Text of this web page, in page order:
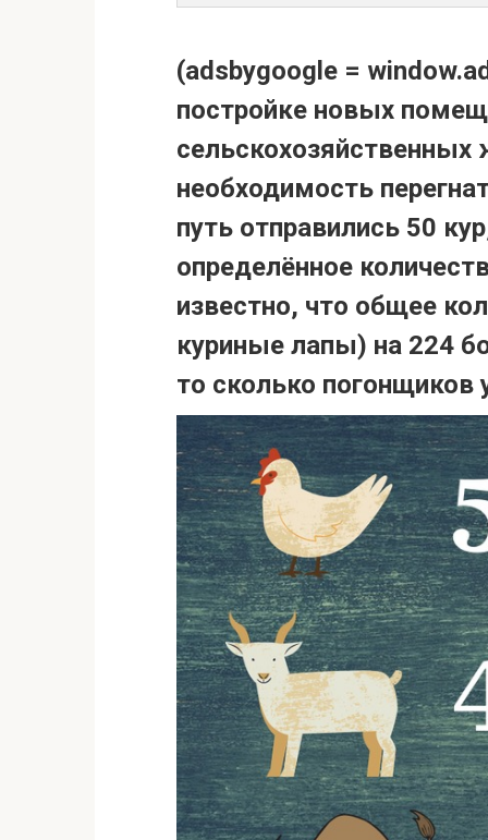
(adsbygoogle =
постройке новых
необходимость
путь отправились 50
определённое
известно, что общее
куриные лапы) на 224
то сколько